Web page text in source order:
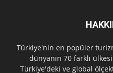
Türkiye'nin en popüler
dünyanın 70 farklı
Türkiye'deki ve global